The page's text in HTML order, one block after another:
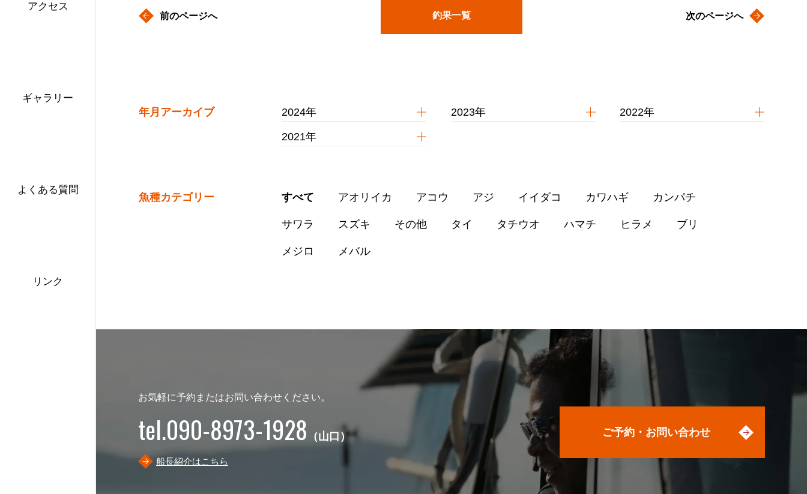
アクセス
ギャラリー
よくある質問
リンク
前のページへ 釣果一覧 次のページへ
年月アーカイブ 2024年 2023年 2022年
2021年
魚種カテゴリー すべて アオリイカ アコウ アジ イイダコ カワハギ カンパチ
サワラ スズキ その他 タイ タチウオ ハマチ ヒラメ ブリ
メジロ メバル
お気軽に予約またはお問い合わせください。
tel.090-8973-1928 （山口）
船長紹介はこちら
ご予約・お問い合わせ